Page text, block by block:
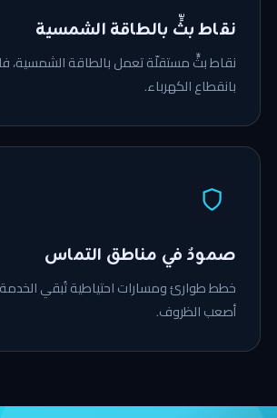
نقاط بثٍّ بالطاقة الشمسية
نقاط بثٍّ مستقلّة تعمل بالطاقة الشمسية،
بانقطاع الكهرباء.
صمودٌ في مناطق التماس
خطط طوارئ ومسارات احتياطية تُبقي
أصعب الظروف.